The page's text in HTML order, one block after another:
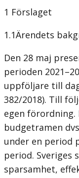
1 Förslaget
1.1Ärendets
Den 28 maj
perioden
uppföljare till
382/2018). Till
egen förordning.
budgetramen
under en period
period.
sparsamhet,